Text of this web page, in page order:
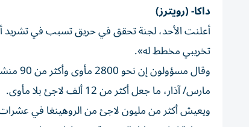
داكا- (رويترز)
أعلنت الأحد، لجنة تحقق في حريق تسبب في
تخريبي مخطط له».
مارس/ آذار، ما جعل أكثر من 12 ألف لاجئ بلا مأوى.
ويعيش أكثر من مليون لاجئ من الروهينغا في عشرات